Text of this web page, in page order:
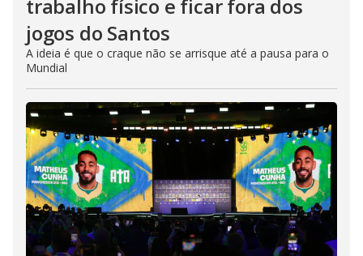
trabalho físico e ficar fora dos
jogos do Santos
A ideia é que o craque não se arrisque até a pausa para o
Mundial